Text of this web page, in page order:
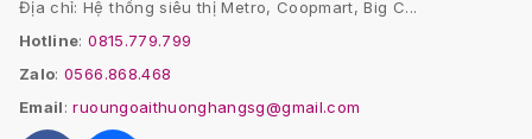
Địa chỉ: Hệ thống siêu thị Metro, Coopmart, Big C...
Hotline:0815.779.799
Zalo:0566.868.468
Email:ruoungoaithuonghangsg@gmail.com